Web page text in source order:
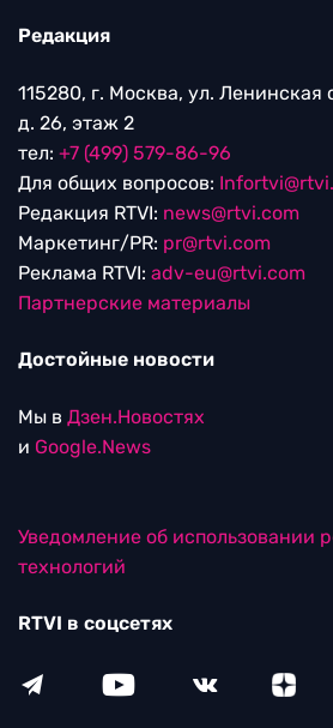
Редакция
115280, г. Москва, ул. Ленинская
д. 26, этаж 2
тел: +7 (499) 579-86-96
Для общих вопросов:
Редакция RTVI: news@rtvi.com
Маркетинг/PR: pr@rtvi.com
Реклама RTVI: adv-eu@rtvi.com
Партнерские материалы
Достойные новости
Мы в Дзен.Новостях
и Google.News
Уведомление об использовании
технологий
RTVI в соцсетях